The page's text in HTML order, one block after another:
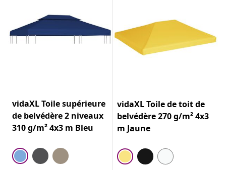
vidaXL Toile supérieure
de belvédère 2 niveaux
310 g/m² 4x3 m Bleu
vidaXL Toile de toit de
belvédère 270 g/m² 4x3
m Jaune